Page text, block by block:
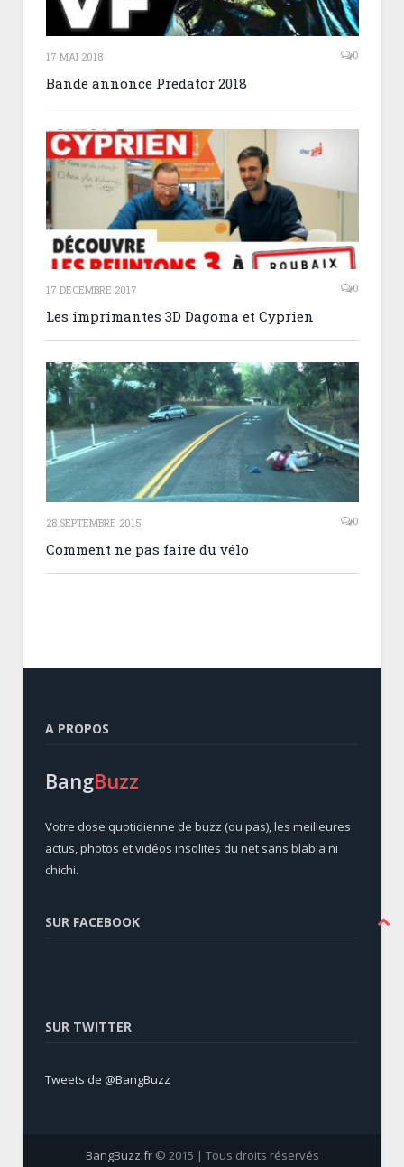
17 MAI 2018 0
Bande annonce Predator 2018
17 DÉCEMBRE 2017 0
Les imprimantes 3D Dagoma et Cyprien
28 SEPTEMBRE 2015 0
Comment ne pas faire du vélo
A PROPOS
BangBuzz
Votre dose quotidienne de buzz (ou pas), les meilleures
actus, photos et vidéos insolites du net sans blabla ni
chichi.
SUR FACEBOOK
SUR TWITTER
Tweets de @BangBuzz
BangBuzz.fr© 2015 | Tous droits réservés